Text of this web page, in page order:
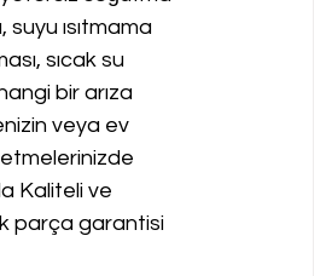
ısıtmama
sıcak su
bir arıza
veya ev
Kaliteli ve
parça garantisi